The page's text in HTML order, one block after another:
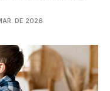
DE 2026